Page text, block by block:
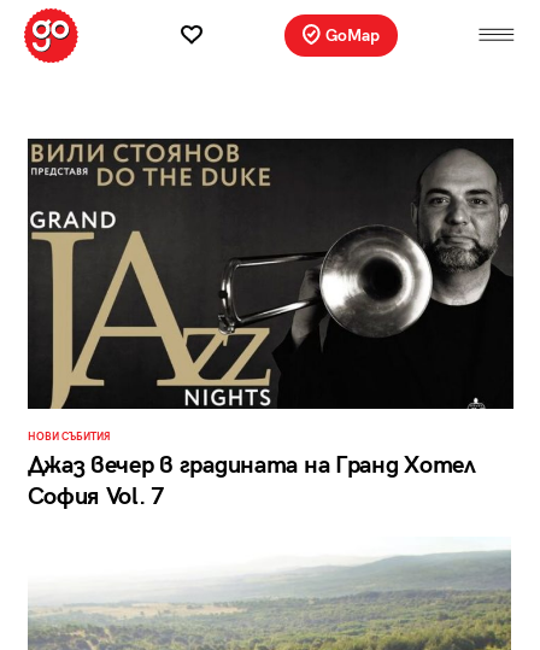
GoMap
НОВИ СЪБИТИЯ
Джаз вечер в градината на Гранд Хотел
София Vol. 7